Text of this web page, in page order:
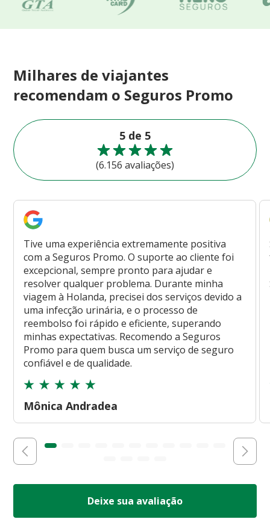
Milhares de viajantes
recomendam o Seguros Promo
5 de 5
(6.156 avaliações)
Tive uma experiência extremamente positiva
com a Seguros Promo. O suporte ao cliente foi
excepcional, sempre pronto para ajudar e
resolver qualquer problema. Durante minha
viagem à Holanda, precisei dos serviços devido a
uma infecção urinária, e o processo de
reembolso foi rápido e eficiente, superando
minhas expectativas. Recomendo a Seguros
Promo para quem busca um serviço de seguro
confiável e de qualidade.
Mônica Andradea
Deixe sua avaliação